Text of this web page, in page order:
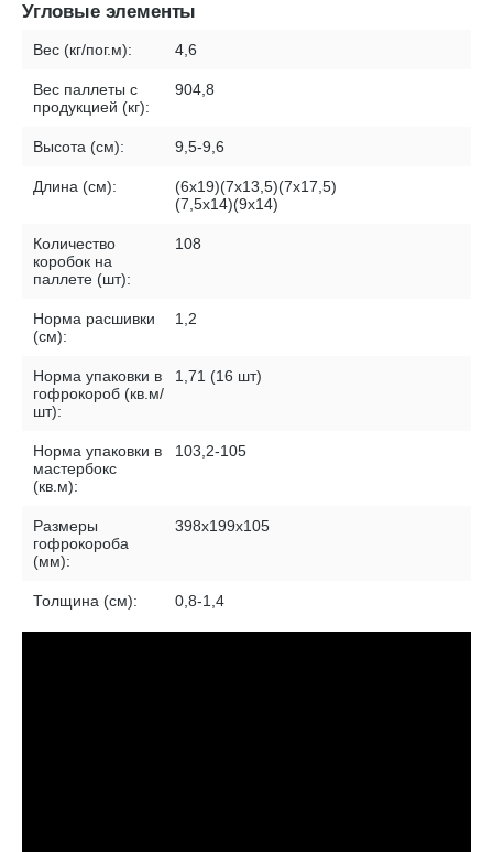
Угловые элементы
Вес (кг/пог.м): 4,6
Вес паллеты с
продукцией (кг):
904,8
Высота (см): 9,5-9,6
Длина (см):
(6х19)(7х13,5)(7х17,5)
(7,5х14)(9х14)
Количество
коробок на
паллете (шт):
108
Норма расшивки
(см):
1,2
Норма упаковки в
гофрокороб (кв.м/
шт):
1,71 (16 шт)
Норма упаковки в
мастербокс
(кв.м):
103,2-105
Размеры
гофрокороба
(мм):
398х199х105
Толщина (см): 0,8-1,4